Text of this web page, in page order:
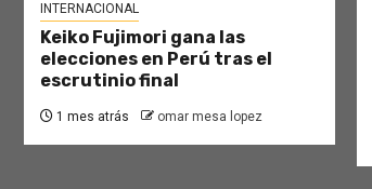
INTERNACIONAL
Keiko Fujimori gana las
elecciones en Perú tras el
escrutinio final
1 mes atrás omar mesa lopez